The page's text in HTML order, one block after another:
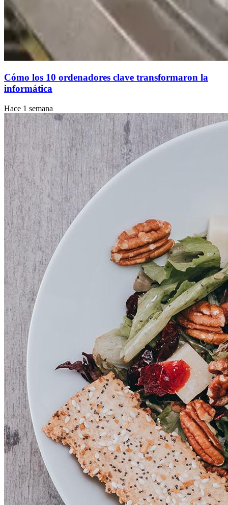
Cómo los 10 ordenadores clave transformaron la
informática
Hace 1 semana